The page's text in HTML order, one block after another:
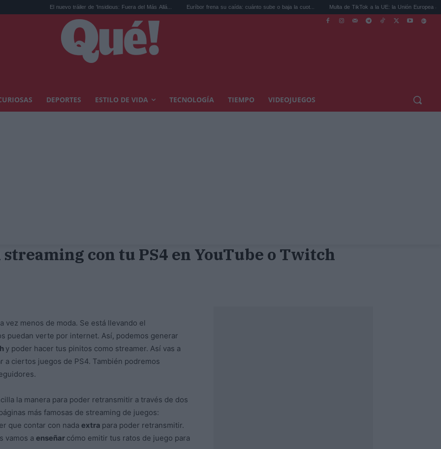
El nuevo tráiler de 'Insidious: Fuera del Más Allá... Euríbor frena su caída: cuánto sube o baja la cuot... Multa de TikTok a la UE: la Unión Europea acorrala...
DEPORTES ESTILO DE VIDA TECNOLOGÍA TIEMPO VIDEOJUEGOS
streaming con tu PS4 en YouTube o Twitch
vez menos de moda. Se está llevando el
puedan verte por internet. Así, podemos generar
y poder hacer tus pinitos como streamer. Así vas a
a ciertos juegos de PS4. También podremos
la manera para poder retransmitir a través de dos
más famosas de streaming de juegos:
que contar con nada extra para poder retransmitir.
vamos a enseñar cómo emitir tus ratos de juego para